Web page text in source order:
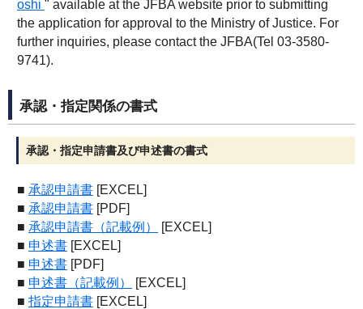
oshi " available at the JFBA website prior to submitting
the application for approval to the Ministry of Justice. For
further inquiries, please contact the JFBA(Tel 03-3580-
9741).
承認・指定関係の書式
承認・指定申請書及び申述書の書式
■ 承認申請書 [EXCEL]
■ 承認申請書 [PDF]
■ 承認申請書（記載例）
[EXCEL]
■ 申述書 [EXCEL]
■ 申述書 [PDF]
■ 申述書（記載例）
[EXCEL]
■ 指定申請書 [EXCEL]